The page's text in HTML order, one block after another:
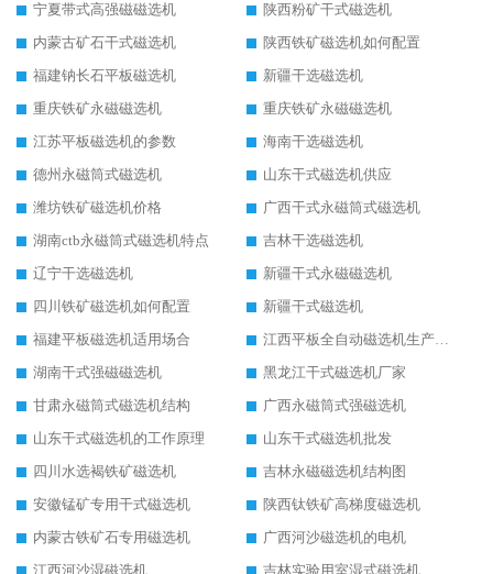
宁夏带式高强磁磁选机
陕西粉矿干式磁选机
内蒙古矿石干式磁选机
陕西铁矿磁选机如何配置
福建钠长石平板磁选机
新疆干选磁选机
重庆铁矿永磁磁选机
重庆铁矿永磁磁选机
江苏平板磁选机的参数
海南干选磁选机
德州永磁筒式磁选机
山东干式磁选机供应
潍坊铁矿磁选机价格
广西干式永磁筒式磁选机
湖南ctb永磁筒式磁选机特点
吉林干选磁选机
辽宁干选磁选机
新疆干式永磁磁选机
四川铁矿磁选机如何配置
新疆干式磁选机
福建平板磁选机适用场合
江西平板全自动磁选机生产厂家
湖南干式强磁磁选机
黑龙江干式磁选机厂家
甘肃永磁筒式磁选机结构
广西永磁筒式强磁选机
山东干式磁选机的工作原理
山东干式磁选机批发
四川水选褐铁矿磁选机
吉林永磁磁选机结构图
安徽锰矿专用干式磁选机
陕西钛铁矿高梯度磁选机
内蒙古铁矿石专用磁选机
广西河沙磁选机的电机
江西河沙湿磁选机
吉林实验用室湿式磁选机